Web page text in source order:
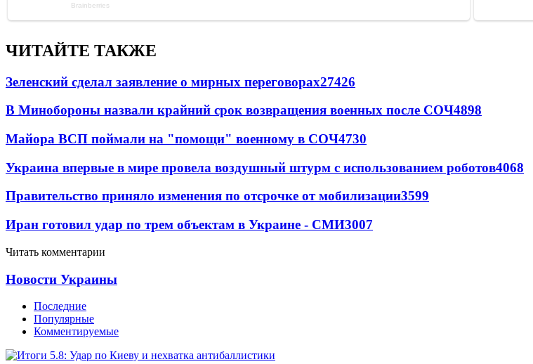
ЧИТАЙТЕ ТАКЖЕ
Зеленский сделал заявление о мирных переговорах27426
В Минобороны назвали крайний срок возвращения военных после СОЧ4898
Майора ВСП поймали на "помощи" военному в СОЧ4730
Украина впервые в мире провела воздушный штурм с использованием роботов4068
Правительство приняло изменения по отсрочке от мобилизации3599
Иран готовил удар по трем объектам в Украине - СМИ3007
Читать комментарии
Новости Украины
Последние
Популярные
Комментируемые